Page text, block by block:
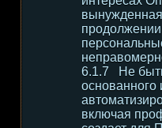
продолжении
Не
основанного
включая